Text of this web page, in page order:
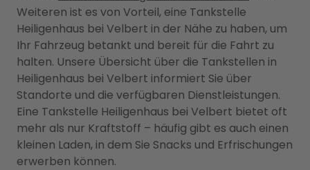
Weiteren ist es von Vorteil, eine Tankstelle
Heiligenhaus bei Velbert in der Nähe zu haben, um
Ihr Fahrzeug betankt und bereit für die Fahrt zu
halten. Unsere Übersicht über die Tankstellen in
Heiligenhaus bei Velbert informiert Sie über
Standorte und die verfügbaren Dienstleistungen.
Eine Tankstelle Heiligenhaus bei Velbert bietet oft
mehr als nur Kraftstoff – häufig gibt es auch einen
kleinen Laden, in dem Sie Snacks und Erfrischungen
erwerben können.